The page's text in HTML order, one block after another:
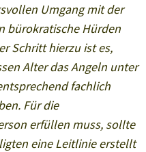
Umgang mit der
bürokratische Hürden
Schritt hierzu ist es,
Alter das Angeln unter
fachlich
Für die
erfüllen muss, sollte
eine Leitlinie erstellt